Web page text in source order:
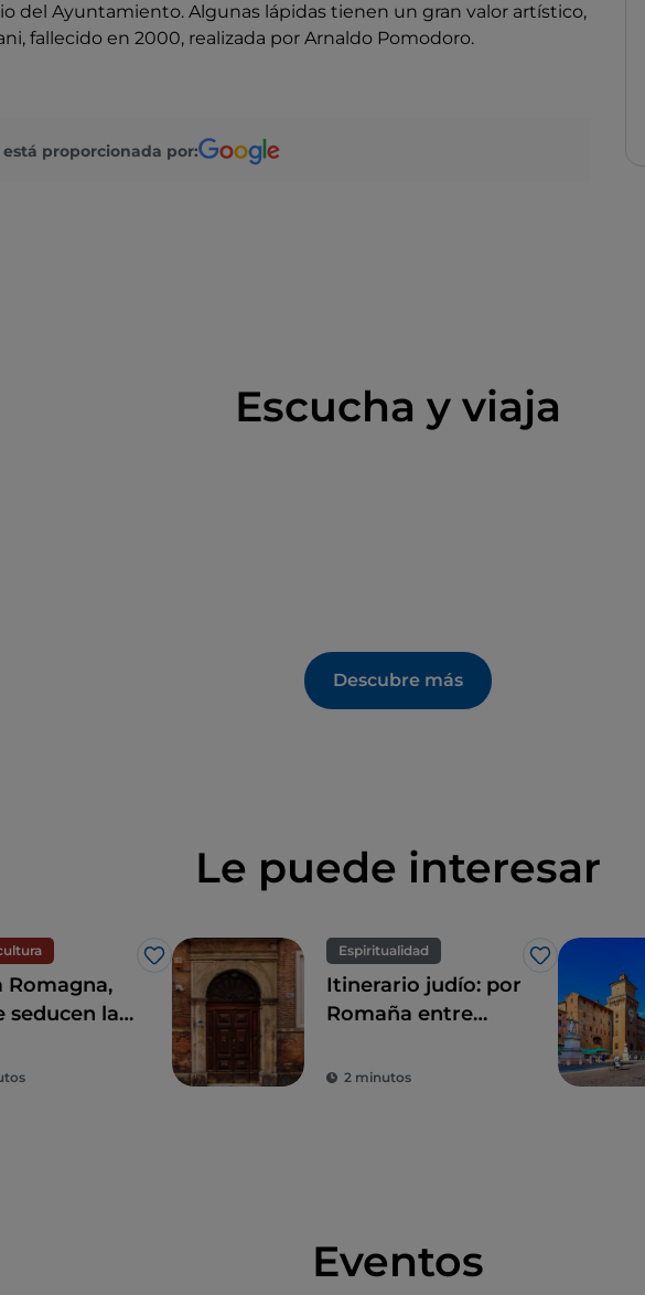
del Ayuntamiento. Algunas lápidas tienen un gran valor artístico,
fallecido en 2000, realizada por Arnaldo Pomodoro.
proporcionada por:
Escucha y viaja
Descubre más
Le puede interesar
Me gusta
Romagna,
seducen la
y
Espiritualidad
Me gusta
Itinerario judío: por
Romaña entre
2 minutos
Eventos